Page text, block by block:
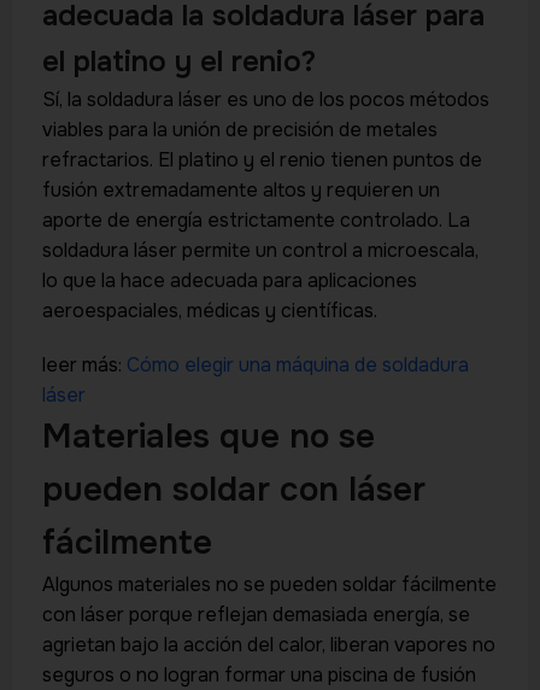
adecuada la soldadura láser para
el platino y el renio?
Sí, la soldadura láser es uno de los pocos métodos
viables para la unión de precisión de metales
refractarios. El platino y el renio tienen puntos de
fusión extremadamente altos y requieren un
aporte de energía estrictamente controlado. La
soldadura láser permite un control a microescala,
lo que la hace adecuada para aplicaciones
aeroespaciales, médicas y científicas.
leer más: Cómo elegir una máquina de soldadura
láser
Materiales que no se
pueden soldar con láser
fácilmente
Algunos materiales no se pueden soldar fácilmente
con láser porque reflejan demasiada energía, se
agrietan bajo la acción del calor, liberan vapores no
seguros o no logran formar una piscina de fusión